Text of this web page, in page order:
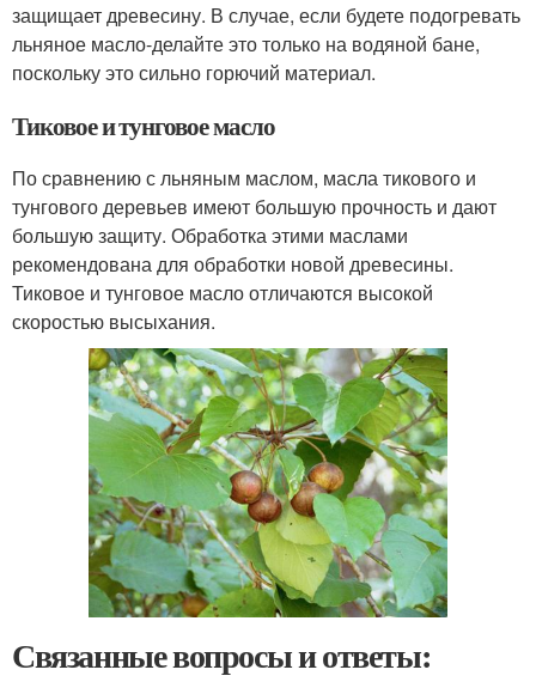
защищает древесину. В случае, если будете подогревать
льняное масло-делайте это только на водяной бане,
поскольку это сильно горючий материал.
Тиковое и тунговое масло
По сравнению с льняным маслом, масла тикового и
тунгового деревьев имеют большую прочность и дают
большую защиту. Обработка этими маслами
рекомендована для обработки новой древесины.
Тиковое и тунговое масло отличаются высокой
скоростью высыхания.
Связанные вопросы и ответы: